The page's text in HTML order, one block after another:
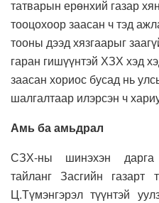
татварын ерөнхий газар
тооцохоор заасан ч тэд
тооны дээд хязгаарыг
гаран гишүүнтэй ХЗХ хэд
заасан хориос бусад нь
шалгалтаар илэрсэн ч
Амь ба амьдрал
СЗХ-ны шинэхэн дарга
тайланг Засгийн газарт
Ц.Түмэнгэрэл түүнтэй